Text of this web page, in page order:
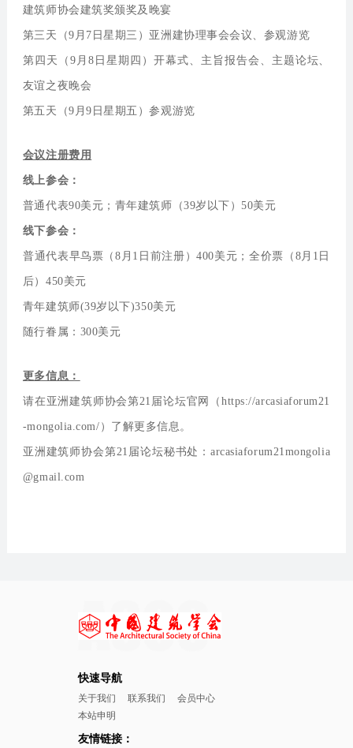
建筑师协会建筑奖颁奖及晚宴
第三天（9月7日星期三）亚洲建协理事会会议、参观游览
第四天（9月8日星期四）开幕式、主旨报告会、主题论坛、
友谊之夜晚会
第五天（9月9日星期五）参观游览
会议注册费用
线上参会：
普通代表90美元；青年建筑师（39岁以下）50美元
线下参会：
普通代表早鸟票（8月1日前注册）400美元；全价票（8月1日
后）450美元
青年建筑师(39岁以下)350美元
随行眷属：300美元
更多信息：
请在亚洲建筑师协会第21届论坛官网（https://arcasiaforum21
-mongolia.com/）了解更多信息。
亚洲建筑师协会第21届论坛秘书处：arcasiaforum21mongolia
@gmail.com
快速导航
关于我们 联系我们
会员中心
本站申明
友情链接：